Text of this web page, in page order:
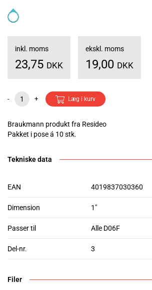
inkl. moms
23,75 DKK
ekskl. moms
19,00 DKK
- + Læg i kurv
Braukmann produkt fra Resideo
Pakket i pose á 10 stk.
Tekniske data
EAN 4019837030360
Dimension 1"
Passer til Alle D06F
Del-nr. 3
Filer